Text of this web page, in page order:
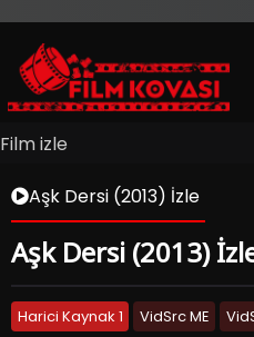
Film izle
Aşk Dersi (2013) İzle
Aşk Dersi (2013)
Harici Kaynak 1 VidSrc ME